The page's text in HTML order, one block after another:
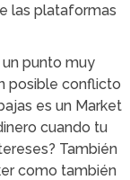
las plataformas
punto muy
posible conflicto
es un Market
cuando tu
También
como también